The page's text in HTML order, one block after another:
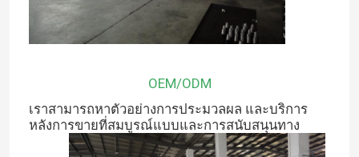
OEM/ODM
เราสามารถหาตัวอย่างการประมวลผล และบริการ
หลังการขายที่สมบูรณ์แบบและการสนับสนุนทาง